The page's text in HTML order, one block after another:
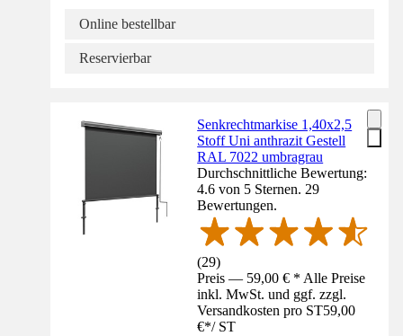
Online bestellbar
Reservierbar
Senkrechtmarkise 1,40x2,5
Stoff Uni anthrazit Gestell
RAL 7022 umbragrau
Durchschnittliche Bewertung:
4.6 von 5 Sternen. 29
Bewertungen.
(29)
Preis — 59,00 € * Alle Preise
inkl. MwSt. und ggf. zzgl.
Versandkosten pro ST59,00
€*/ ST